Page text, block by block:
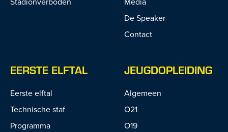
De Speaker
Contact
EERSTE ELFTAL
Eerste elftal
Technische staf
Programma
JEUGDOPLEIDING
Algemeen
O21
O19